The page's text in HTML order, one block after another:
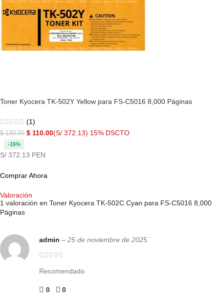
Toner Kyocera TK-502Y Yellow para FS-C5016 8,000 Páginas
(1)
$130.00 $ 110.00(S/ 372.13) 15% DSCTO
-15%
S/ 372.13 PEN
Comprar Ahora
Valoración
1 valoración en Toner Kyocera TK-502C Cyan para FS-C5016 8,000
Páginas
admin – 25 de noviembre de 2025
Recomendado
0 0